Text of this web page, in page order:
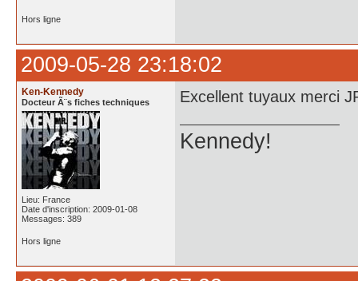
Hors ligne
2009-05-28 23:18:02
Ken-Kennedy
Docteur Ã¨s fiches techniques
Lieu: France
Date d'inscription: 2009-01-08
Messages: 389
Excellent tuyaux merci
Kennedy!
Hors ligne